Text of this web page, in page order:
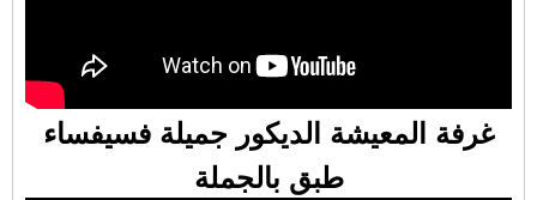
غرفة المعيشة الديكور جميلة فسيفساء
طبق بالجملة